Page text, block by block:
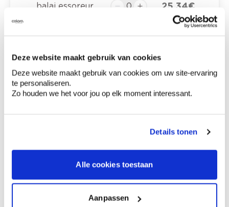
Deze website maakt gebruik van cookies
Deze website maakt gebruik van cookies om uw site-ervaring
te personaliseren.
Zo houden we het voor jou op elk moment interessant.
Details tonen
Alle cookies toestaan
Aanpassen
balai essoreur 25,34 €
Prix total 0,00 €
Ajouter au panier
Options de livraison
Description du produit